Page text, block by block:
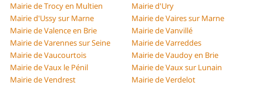
Mairie de Trocy en Multien
Mairie d'Ury
Mairie d'Ussy sur Marne
Mairie de Vaires sur Marne
Mairie de Valence en Brie
Mairie de Vanvillé
Mairie de Varennes sur Seine
Mairie de Varreddes
Mairie de Vaucourtois
Mairie de Vaudoy en Brie
Mairie de Vaux le Pénil
Mairie de Vaux sur Lunain
Mairie de Vendrest
Mairie de Verdelot